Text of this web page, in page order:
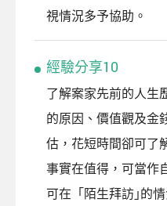
視情況多予協助。
經驗分享10
了解案家先前的人生
的原因、價值觀及金
估，花短時間卻可了
事實在值得，可當作
可在「陌生拜訪｣的